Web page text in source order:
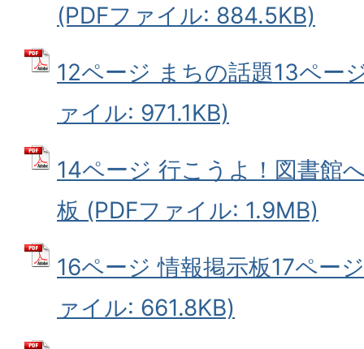
(PDFファイル: 884.5KB)
12ページ まちの話題13ペー
ァイル: 971.1KB)
14ページ 行こうよ！図書館
板 (PDFファイル: 1.9MB)
16ページ 情報掲示板17ペー
ァイル: 661.8KB)